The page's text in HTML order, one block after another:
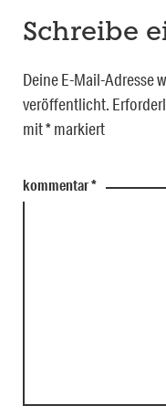
Schreibe
Deine E-Mail-Adresse
veröffentlicht.
mit*markiert
kommentar*